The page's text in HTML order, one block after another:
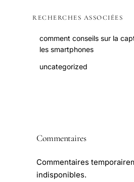
RECHERCHES ASSOCIÉES
comment conseils sur la
les smartphones
uncategorized
Commentaires
Commentaires
indisponibles.